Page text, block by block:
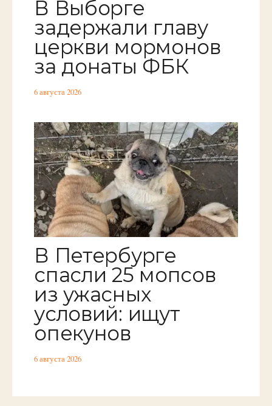
В Выборге
задержали главу
церкви мормонов
за донаты ФБК
6 августа 2026
В Петербурге
спасли 25 мопсов
из ужасных
условий: ищут
опекунов
6 августа 2026